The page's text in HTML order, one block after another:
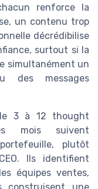
renforce la
un contenu trop
décrédibilise
surtout si la
simultanément un
des messages
3 à 12 thought
mois suivent
plutôt
Ils identifient
équipes ventes,